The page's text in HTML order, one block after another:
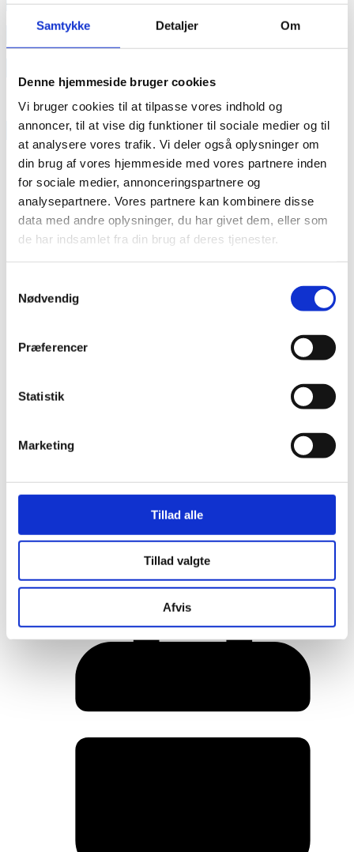
Samtykke Detaljer Om
Denne hjemmeside bruger cookies
Vi bruger cookies til at tilpasse vores indhold og
annoncer, til at vise dig funktioner til sociale medier og til
at analysere vores trafik. Vi deler også oplysninger om
din brug af vores hjemmeside med vores partnere inden
for sociale medier, annonceringspartnere og
analysepartnere. Vores partnere kan kombinere disse
data med andre oplysninger, du har givet dem, eller som
de har indsamlet fra din brug af deres tjenester.
Nødvendig
Præferencer
Statistik
Marketing
Tillad alle
Tillad valgte
Afvis
annonce
RAINBOW BUSINESS DENMARK
Rainbow Awards